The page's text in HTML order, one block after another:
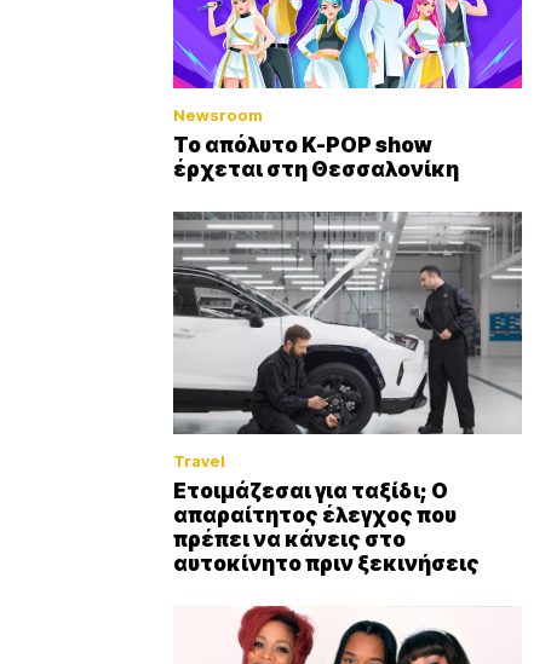
Newsroom
Το απόλυτο K-POP show
έρχεται στη Θεσσαλονίκη
Travel
Ετοιμάζεσαι για ταξίδι; Ο
απαραίτητος έλεγχος που
πρέπει να κάνεις στο
αυτοκίνητο πριν ξεκινήσεις